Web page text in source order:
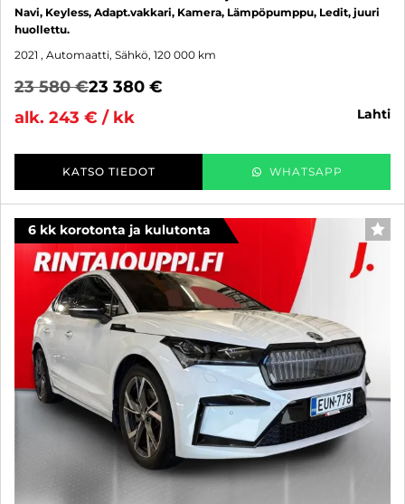
Navi, Keyless, Adapt.vakkari, Kamera, Lämpöpumppu, Ledit, juuri
huollettu.
2021 , Automaatti, Sähkö, 120 000 km
23 580 €23 380 €
alk. 243 € / kk
lahti
KATSO TIEDOT WHATSAPP
6 kk korotonta ja kulutonta